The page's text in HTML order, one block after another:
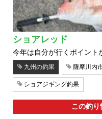
ショアレッド
今年は自分が行くポイント
九州の釣果 薩摩川内
ショアジギング釣果
この釣り